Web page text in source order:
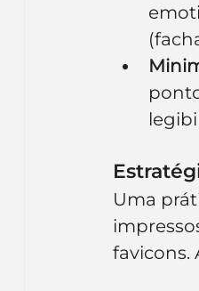
Uma
favicons.